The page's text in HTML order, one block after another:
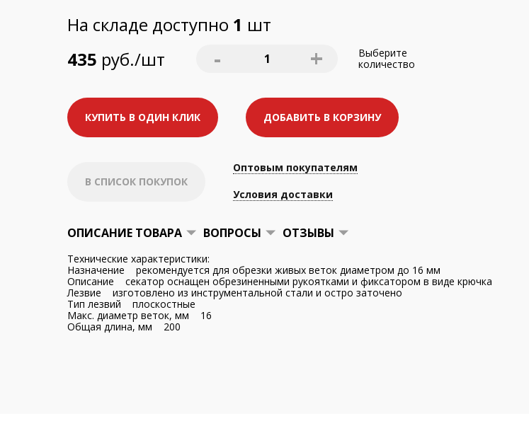
На складе доступно 1 шт
435 руб./шт - 1 +
Выберите
количество
КУПИТЬ В ОДИН КЛИК ДОБАВИТЬ В КОРЗИНУ
В СПИСОК ПОКУПОК
Оптовым покупателям
Условия доставки
ОПИСАНИЕ ТОВАРА ВОПРОСЫ ОТЗЫВЫ
Технические характеристики:
Назначение рекомендуется для обрезки живых веток диаметром до 16 мм
Описание секатор оснащен обрезиненными рукоятками и фиксатором в виде крючка
Лезвие изготовлено из инструментальной стали и остро заточено
Тип лезвий плоскостные
Макс. диаметр веток, мм 16
Общая длина, мм 200